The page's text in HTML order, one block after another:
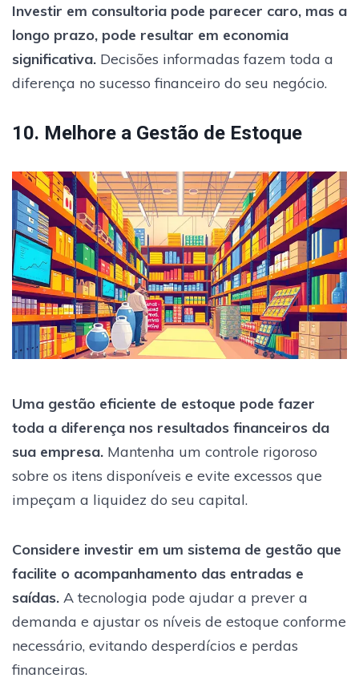
Investir em consultoria pode parecer caro, mas a
longo prazo, pode resultar em economia
significativa. Decisões informadas fazem toda a
diferença no sucesso financeiro do seu negócio.
10. Melhore a Gestão de Estoque
Uma gestão eficiente de estoque pode fazer
toda a diferença nos resultados financeiros da
sua empresa. Mantenha um controle rigoroso
sobre os itens disponíveis e evite excessos que
impeçam a liquidez do seu capital.
Considere investir em um sistema de gestão que
facilite o acompanhamento das entradas e
saídas. A tecnologia pode ajudar a prever a
demanda e ajustar os níveis de estoque conforme
necessário, evitando desperdícios e perdas
financeiras.